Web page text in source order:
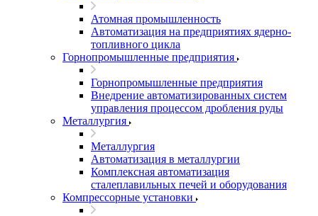
Атомная промышленность
Автоматизация на предприятиях ядерно-
топливного цикла
Горнопромышленные предприятия
Горнопромышленные предприятия
Внедрение автоматизированных систем
управления процессом дробления руды
Металлургия
Металлургия
Автоматизация в металлургии
Комплексная автоматизация
сталеплавильных печей и оборудования
Компрессорные установки